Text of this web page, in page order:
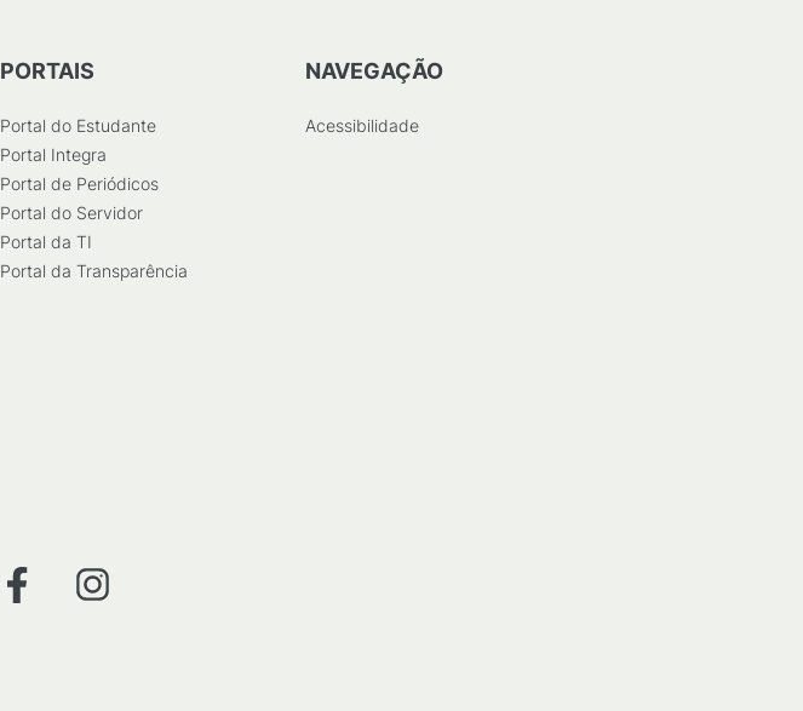
PORTAIS
Portal do Estudante
Portal Integra
Portal de Periódicos
Portal do Servidor
Portal da TI
Portal da Transparência
NAVEGAÇÃO
Acessibilidade